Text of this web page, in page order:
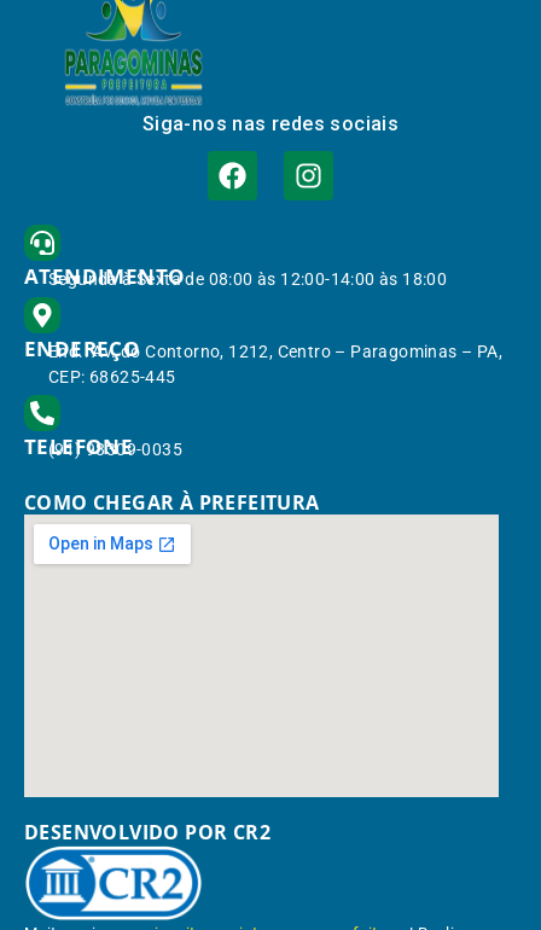
Siga-nos nas redes sociais
ATENDIMENTO
Segunda à Sexta de 08:00 às 12:00-14:00 às 18:00
ENDEREÇO
End.: Av. do Contorno, 1212, Centro – Paragominas – PA,
CEP: 68625-445
TELEFONE
(91) 98309-0035
COMO CHEGAR À PREFEITURA
DESENVOLVIDO POR CR2